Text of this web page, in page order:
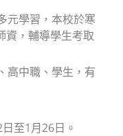
元學習，本校於寒
資，輔導學生考取
高中職、學生，有
至1月26日。